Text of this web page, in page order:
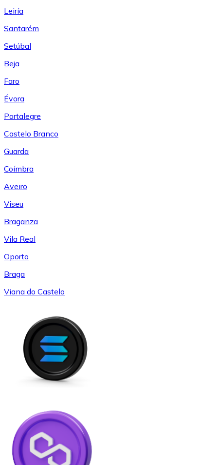
Leiría
Santarém
Setúbal
Beja
Faro
Évora
Portalegre
Castelo Branco
Guarda
Coímbra
Aveiro
Viseu
Braganza
Vila Real
Oporto
Braga
Viana do Castelo